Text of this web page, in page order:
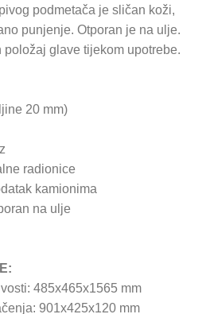
podmetača je sličan koži,
punjenje. Otporan je na ulje.
glave tijekom upotrebe.
20 mm)
radionice
kamionima
na ulje
485x465x1565 mm
901x425x120 mm